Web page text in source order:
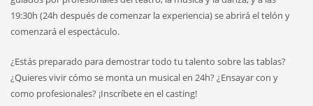
19:30h (24h después de comenzar la experiencia) se abrirá el telón y
comenzará el espectáculo.
¿Estás preparado para demostrar todo tu talento sobre las tablas?
¿Quieres vivir cómo se monta un musical en 24h? ¿Ensayar con y
como profesionales? ¡Inscríbete en el casting!